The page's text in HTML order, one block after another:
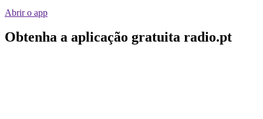
Abrir o app
Obtenha a aplicação gratuita radio.pt